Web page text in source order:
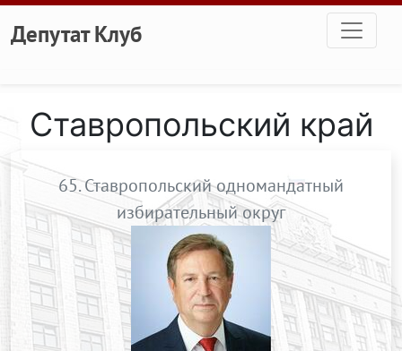
Перейти к основному содержанию
Депутат Клуб
Ставропольский край
65. Ставропольский одномандатный
избирательный округ